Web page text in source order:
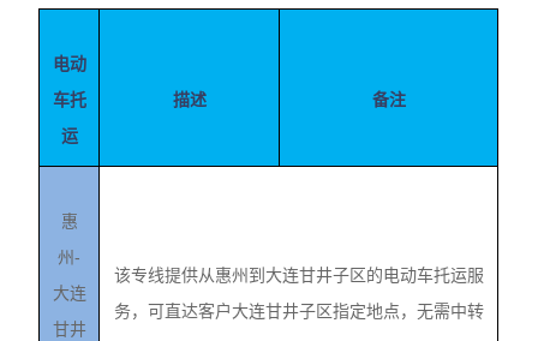
电动
车托
运
描述 备注
惠
州-
大连
甘井
该专线提供从惠州到大连甘井子区的电动车托运服
务，可直达客户大连甘井子区指定地点，无需中转